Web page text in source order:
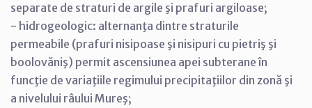
separate de straturi de argile şi prafuri argiloase;
- hidrogeologic: alternanţa dintre straturile
permeabile (prafuri nisipoase şi nisipuri cu pietriş şi
boolovăniş) permit ascensiunea apei subterane în
funcţie de variaţiile regimului precipitaţiilor din zonă şi
a nivelului râului Mureş;